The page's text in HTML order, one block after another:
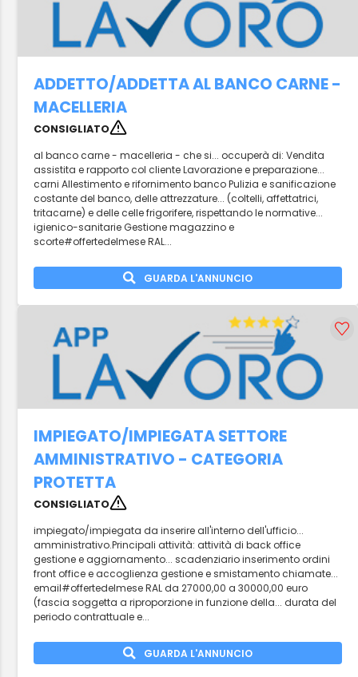
ADDETTO/ADDETTA AL BANCO CARNE -
MACELLERIA
CONSIGLIATO
al banco carne - macelleria - che si... occuperà di: Vendita
assistita e rapporto col cliente Lavorazione e preparazione...
carni Allestimento e rifornimento banco Pulizia e sanificazione
costante del banco, delle attrezzature... (coltelli, affettatrici,
tritacarne) e delle celle frigorifere, rispettando le normative...
igienico-sanitarie Gestione magazzino e
scorte#offertedelmese RAL...
GUARDA L'ANNUNCIO
IMPIEGATO/IMPIEGATA SETTORE
AMMINISTRATIVO - CATEGORIA
PROTETTA
CONSIGLIATO
impiegato/impiegata da inserire all'interno dell'ufficio...
amministrativo.Principali attività: attività di back office
gestione e aggiornamento... scadenziario inserimento ordini
front office e accoglienza gestione e smistamento chiamate...
email#offertedelmese RAL da 27000,00 a 30000,00 euro
(fascia soggetta a riproporzione in funzione della... durata del
periodo contrattuale e...
GUARDA L'ANNUNCIO